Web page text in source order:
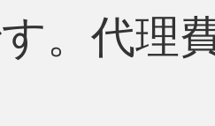
。代理